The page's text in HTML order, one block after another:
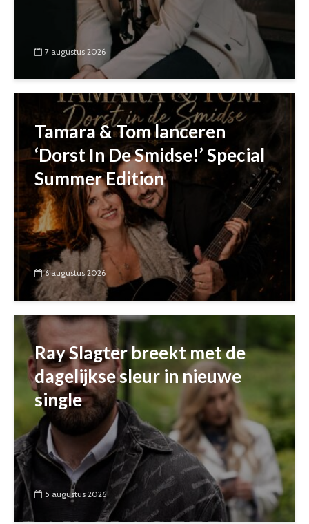
7 augustus 2026
Tamara & Tom lanceren
‘Dorst In De Smidse!’ Special
Summer Edition
6 augustus 2026
Ray Slagter breekt met de
dagelijkse sleur in nieuwe
single
5 augustus 2026